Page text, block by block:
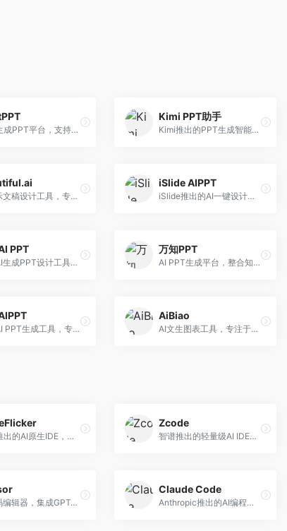
对话生成PPT平台，支持自然语言交互创作。面向职场人士和教育工作者，通过对话方式完成PPT制作，交互体验友好，创作过程直观。
Kimi PPT助手
Kimi推出的PPT生成智能体，整合长文本处理能力。面向职场人士和学生，支持文档解析、PPT生成、内容优化等服务，与Kimi生态深度整合。
AI演示文稿设计工具，专注于自动化设计排版。面向职场人士，提供智能排版、模板选择、设计优化等服务，设计美观度高。
iSlide AIPPT
iSlide推出的AI一键设计精美PPT工具。面向PPT设计用户，提供模板库、内容生成、设计优化等服务，与iSlide插件深度整合。
PPT
美图AI生成PPT设计工具，整合图像处理能力。面向设计师和职场人士，提供PPT生成、图片美化、设计优化等服务，视觉设计美观。
万知PPT
AI PPT生成平台，整合知识库与创作功能。面向职场人士，支持内容检索、PPT生成、设计优化等服务，知识整合能力强。
高效AI PPT生成工具，专注于演示文稿智能创作。面向职场人士，支持主题输入、内容生成、设计美化等功能，PPT制作效率高。
AiBiao
AI文生图表工具，专注于数据可视化展示。面向数据分析师和职场人士，提供图表生成、数据可视化、PPT嵌入等服务，数据展示专业。
快手推出的AI原生IDE，专注于短视频相关开发。面向快手生态开发者，提供代码生成、调试辅助等服务，与快手开发生态深度整合。
Zcode
智谱推出的轻量级AI IDE，基于GLM模型。面向开发者，提供智能代码补全、代码生成、错误检测等服务，中文编程支持好。
AI代码编辑器，集成GPT-4模型，专注于智能编程辅助。面向开发者，提供代码生成、代码解释、错误修复等服务，编程体验流畅，开发效率高。
Claude Code
Anthropic推出的AI编程工具，基于Claude模型。面向开发者，提供代码生成、代码审查、调试辅助等服务，代码质量高，推理能力强。